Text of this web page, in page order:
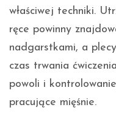
właściwej techniki.
ręce powinny
nadgarstkami, a
czas trwania
powoli i
pracujące mięśnie.